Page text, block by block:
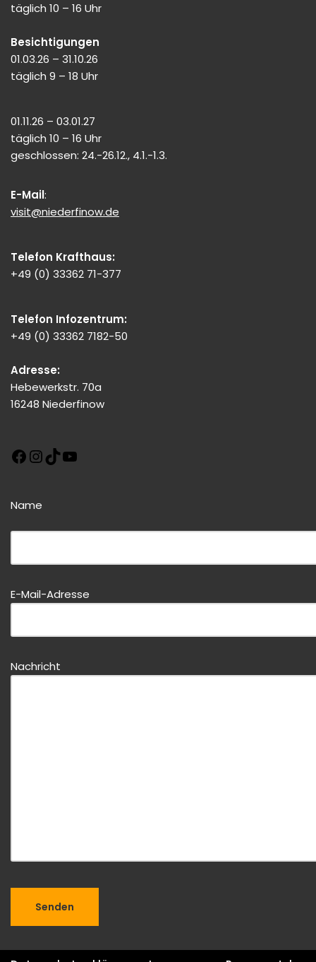
täglich 10 – 16 Uhr
Besichtigungen
01.03.26 – 31.10.26
täglich 9 – 18 Uhr
01.11.26 – 03.01.27
täglich 10 – 16 Uhr
geschlossen: 24.-26.12., 4.1.-1.3.
E-Mail:
visit@niederfinow.de
Telefon Krafthaus:
+49 (0) 33362 71-377
Telefon Infozentrum:
+49 (0) 33362 7182-50
Adresse:
Hebewerkstr. 70a
16248 Niederfinow
Name
Bitte dieses Feld leer lassen!
Bitte dieses Feld leer lassen!
E-Mail-Adresse
Nachricht